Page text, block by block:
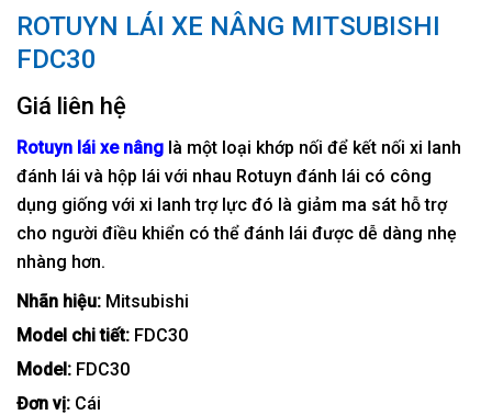
ROTUYN LÁI XE NÂNG MITSUBISHI
FDC30
Giá liên hệ
Rotuyn lái xe nâng là một loại khớp nối để kết nối xi lanh
đánh lái và hộp lái với nhau Rotuyn đánh lái có công
dụng giống với xi lanh trợ lực đó là giảm ma sát hỗ trợ
cho người điều khiển có thể đánh lái được dễ dàng nhẹ
nhàng hơn.
Nhãn hiệu: Mitsubishi
Model chi tiết: FDC30
Model: FDC30
Đơn vị: Cái